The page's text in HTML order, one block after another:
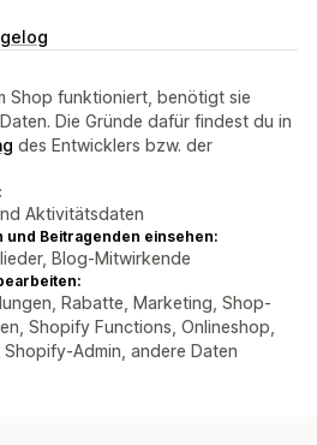
Shop funktioniert, benötigt sie
Die Gründe dafür findest du in
des Entwicklers bzw. der
Aktivitätsdaten
und Beitragenden einsehen:
Blog-Mitwirkende
Rabatte, Marketing, Shop-
Shopify Functions, Onlineshop,
Admin, andere Daten